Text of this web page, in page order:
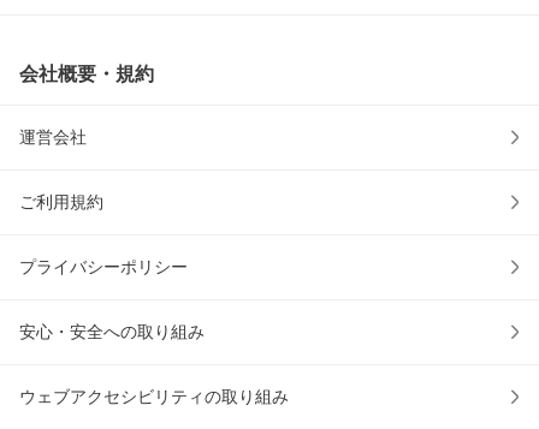
会社概要・規約
運営会社
ご利用規約
プライバシーポリシー
安心・安全への取り組み
ウェブアクセシビリティの取り組み